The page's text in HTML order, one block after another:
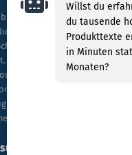
eine skalierbare
von ChatGPT, indem es
kosteneffizient
Unternehmen profitieren
sowie einer
Rankings und
and-Play-Modell konzipiert
Plattformen kompatibel.
Willst du
du tausende
Produkttexte
in Minuten
Monaten?